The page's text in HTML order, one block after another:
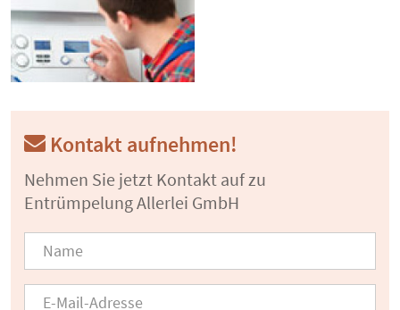
Kontakt aufnehmen!
Nehmen Sie jetzt Kontakt auf zu
Entrümpelung Allerlei GmbH